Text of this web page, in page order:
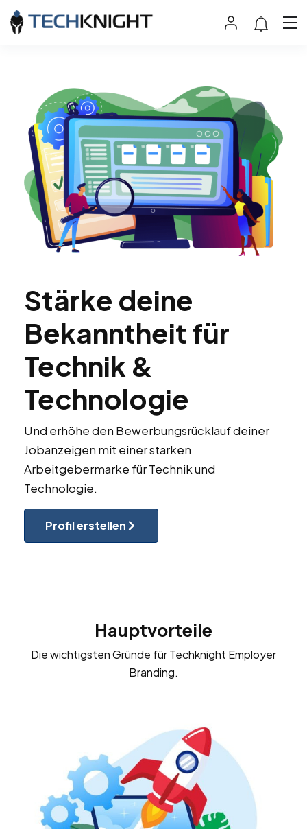
Stärke deine
Bekanntheit für
Technik &
Technologie
Und erhöhe den Bewerbungsrücklauf deiner
Jobanzeigen mit einer starken
Arbeitgebermarke für Technik und
Technologie.
Profil erstellen
Hauptvorteile
Die wichtigsten Gründe für Techknight Employer
Branding.